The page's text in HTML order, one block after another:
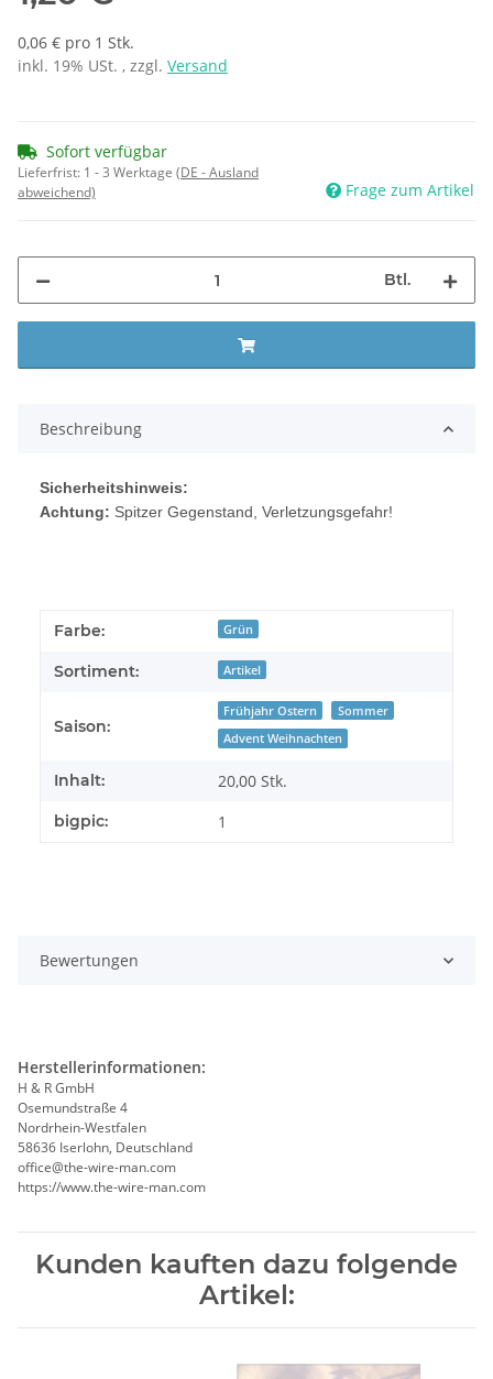
0,06 € pro 1 Stk.
inkl. 19% USt. , zzgl. Versand
Sofort verfügbar
Lieferfrist: 1 - 3 Werktage (DE - Ausland
abweichend)
Frage zum Artikel
Btl.
Beschreibung
Sicherheitshinweis:
Achtung: Spitzer Gegenstand, Verletzungsgefahr!
Farbe: Grün
Sortiment: Artikel
Saison:
Frühjahr Ostern
Sommer
Advent Weihnachten
Inhalt: 20,00 Stk.
bigpic: 1
Bewertungen
Herstellerinformationen:
H & R GmbH
Osemundstraße 4
Nordrhein-Westfalen
58636 Iserlohn, Deutschland
office@the-wire-man.com
https://www.the-wire-man.com
Kunden kauften dazu folgende
Artikel: